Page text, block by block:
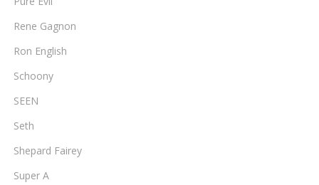
Rene Gagnon
Ron English
Schoony
SEEN
Seth
Shepard Fairey
Super A